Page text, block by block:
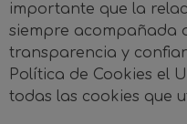
importante que la
siempre acompañada
transparencia y
Política de Cookies el
todas las cookies que